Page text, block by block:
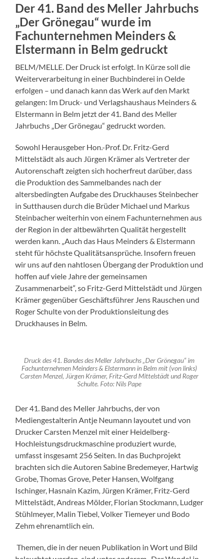
Der 41. Band des Meller Jahrbuchs
„Der Grönegau“ wurde im
Fachunternehmen Meinders &
Elstermann in Belm gedruckt
BELM/MELLE. Der Druck ist erfolgt. In Kürze soll die
Weiterverarbeitung in einer Buchbinderei in Oelde
erfolgen – und danach kann das Werk auf den Markt
gelangen: Im Druck- und Verlagshaushaus Meinders &
Elstermann in Belm jetzt der 41. Band des Meller
Jahrbuchs „Der Grönegau“ gedruckt worden.
Sowohl Herausgeber Hon.-Prof. Dr. Fritz-Gerd
Mittelstädt als auch Jürgen Krämer als Vertreter der
Autorenschaft zeigten sich hocherfreut darüber, dass
die Produktion des Sammelbandes nach der
altersbedingten Aufgabe des Druckhauses Steinbecher
in Sutthausen durch die Brüder Michael und Markus
Steinbacher weiterhin von einem Fachunternehmen aus
der Region in der altbewährten Qualität hergestellt
werden kann. „Auch das Haus Meinders & Elstermann
steht für höchste Qualitätsansprüche. Insofern freuen
wir uns auf den nahtlosen Übergang der Produktion und
hoffen auf viele Jahre der gemeinsamen
Zusammenarbeit“, so Fritz-Gerd Mittelstädt und Jürgen
Krämer gegenüber Geschäftsführer Jens Rauschen und
Roger Schulte von der Produktionsleitung des
Druckhauses in Belm.
Druck des 41. Bandes des Meller Jahrbuchs „Der Grönegau“ im
Fachunternehmen Meinders & Elstermann in Belm mit (von links)
Carsten Menzel, Jürgen Krämer, Fritz-Gerd Mittelstädt und Roger
Schulte. Foto: Nils Pape
Der 41. Band des Meller Jahrbuchs, der von
Mediengestalterin Antje Neumann layoutet und von
Drucker Carsten Menzel mit einer Heidelberg-
Hochleistungsdruckmaschine produziert wurde,
umfasst insgesamt 256 Seiten. In das Buchprojekt
brachten sich die Autoren Sabine Bredemeyer, Hartwig
Grobe, Thomas Grove, Peter Hansen, Wolfgang
Ischinger, Hasnain Kazim, Jürgen Krämer, Fritz-Gerd
Mittelstädt, Andreas Mölder, Florian Stockmann, Ludger
Stühlmeyer, Malin Tiebel, Volker Tiemeyer und Bodo
Zehm ehrenamtlich ein.
Themen, die in der neuen Publikation in Wort und Bild